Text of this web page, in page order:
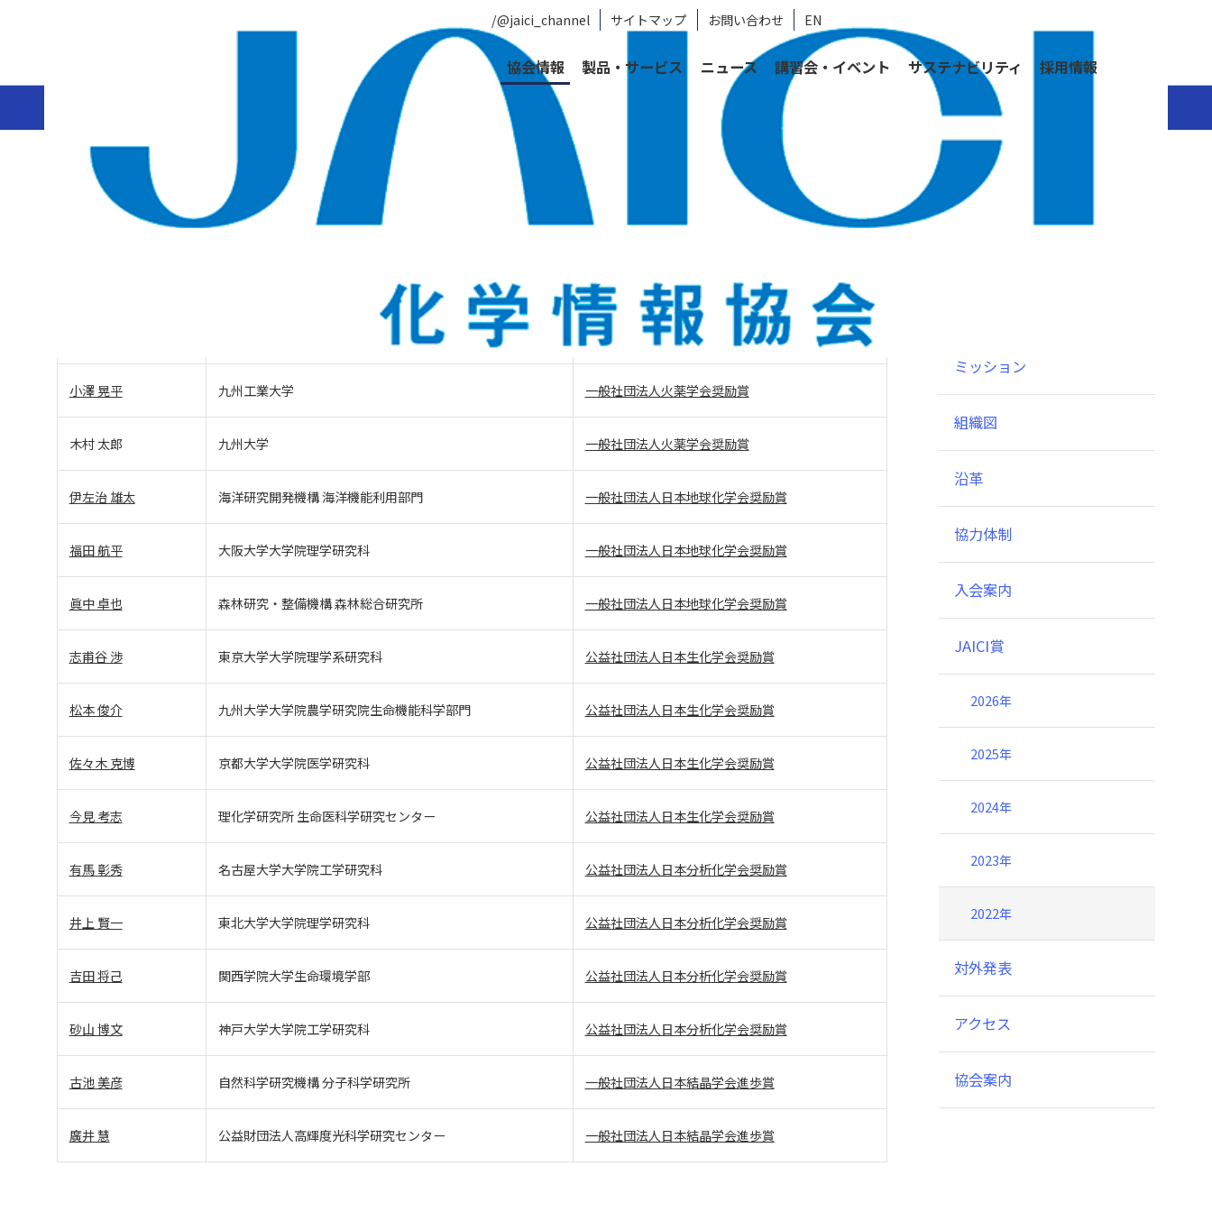
協会情報 製品・サービス ニュース 講習会・イベント サステナビリティ 採用情報
/@jaici_channel サイトマップ お問い合わせ EN
2022年
所属 JAICI賞対象賞
一般社団法人火薬学会奨励賞
小澤 晃平 九州工業大学 一般社団法人火薬学会奨励賞
木村 太郎 九州大学 一般社団法人火薬学会奨励賞
伊左治 雄太 海洋研究開発機構 海洋機能利用部門 一般社団法人日本地球化学会奨励賞
福田 航平 大阪大学大学院理学研究科 一般社団法人日本地球化学会奨励賞
眞中 卓也 森林研究・整備機構 森林総合研究所 一般社団法人日本地球化学会奨励賞
志甫谷 渉 東京大学大学院理学系研究科 公益社団法人日本生化学会奨励賞
松本 俊介 九州大学大学院農学研究院生命機能科学部門 公益社団法人日本生化学会奨励賞
佐々木 克博 京都大学大学院医学研究科 公益社団法人日本生化学会奨励賞
今見 考志 理化学研究所 生命医科学研究センター 公益社団法人日本生化学会奨励賞
有馬 彰秀 名古屋大学大学院工学研究科 公益社団法人日本分析化学会奨励賞
井上 賢一 東北大学大学院理学研究科 公益社団法人日本分析化学会奨励賞
吉田 将己 関西学院大学生命環境学部 公益社団法人日本分析化学会奨励賞
砂山 博文 神戸大学大学院工学研究科 公益社団法人日本分析化学会奨励賞
古池 美彦 自然科学研究機構 分子科学研究所 一般社団法人日本結晶学会進歩賞
廣井 慧 公益財団法人高輝度光科学研究センター 一般社団法人日本結晶学会進歩賞
協会情報
ミッション
組織図
沿革
協力体制
入会案内
JAICI賞
2026年
2025年
2024年
2023年
2022年
対外発表
アクセス
協会案内